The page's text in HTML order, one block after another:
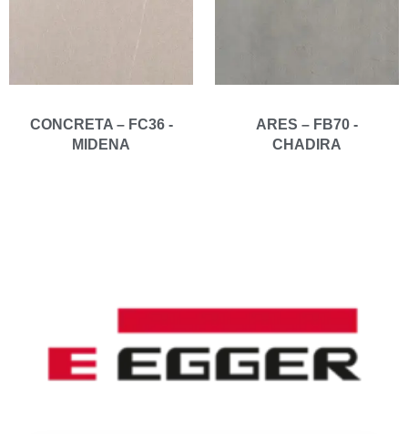
CONCRETA – FC36 -
MIDENA
ARES – FB70 -
CHADIRA